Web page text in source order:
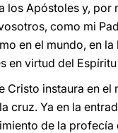
los Apóstoles y,
como mi
en el mundo, en
en virtud del
Cristo instaura en
cruz. Ya en la
de la